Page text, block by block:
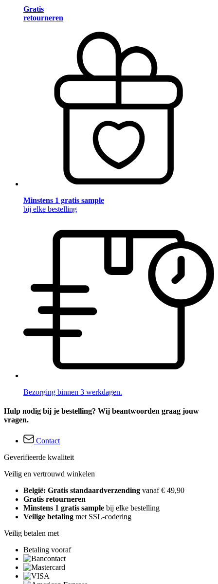
Gratis
retourneren
Minstens 1 gratis sample
bij elke bestelling
Bezorging binnen 3 werkdagen.
Hulp nodig bij je bestelling? Wij beantwoorden graag jouw
vragen.
Contact
Geverifieerde kwaliteit
Veilig en vertrouwd winkelen
België: Gratis standaardverzending vanaf € 49,90
Gratis retourneren
Minstens 1 gratis sample bij elke bestelling
Veilige betaling met SSL-codering
Veilig betalen met
Betaling vooraf